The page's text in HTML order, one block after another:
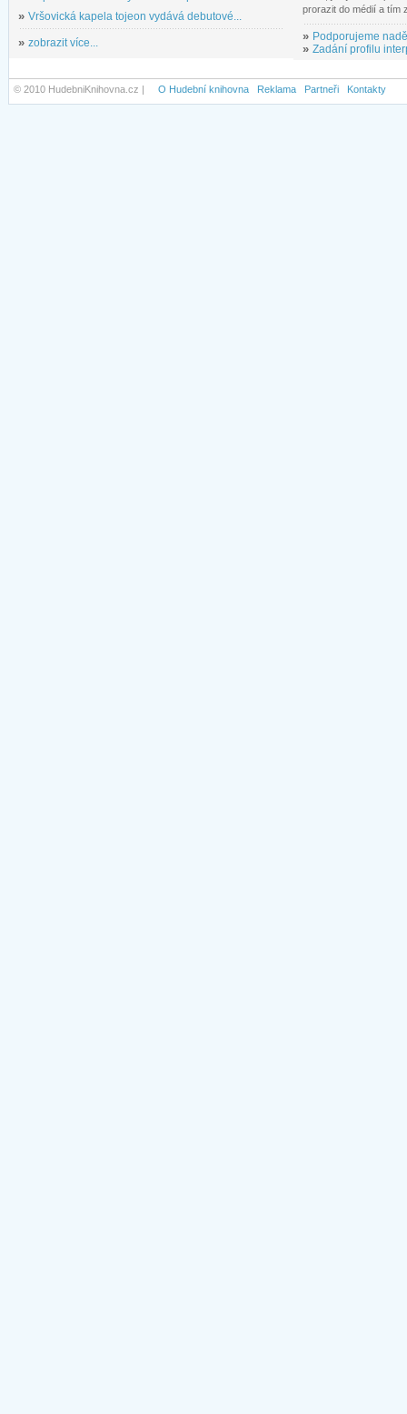
» Vršovická kapela tojeon vydává debutové...
» zobrazit více...
prorazit do médií a tím
» Podporujeme
» Zadání profilu
© 2010 HudebniKnihovna.cz | O Hudební knihovna Reklama Partneři Kontakty